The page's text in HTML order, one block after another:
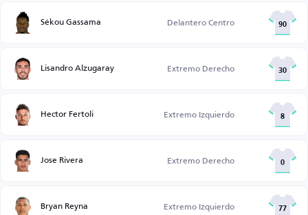
Sékou Gassama Delantero Centro 90
Lisandro Alzugaray Extremo Derecho 30
Hector Fertoli Extremo Izquierdo 8
Jose Rivera Extremo Derecho 0
Bryan Reyna Extremo Izquierdo 77